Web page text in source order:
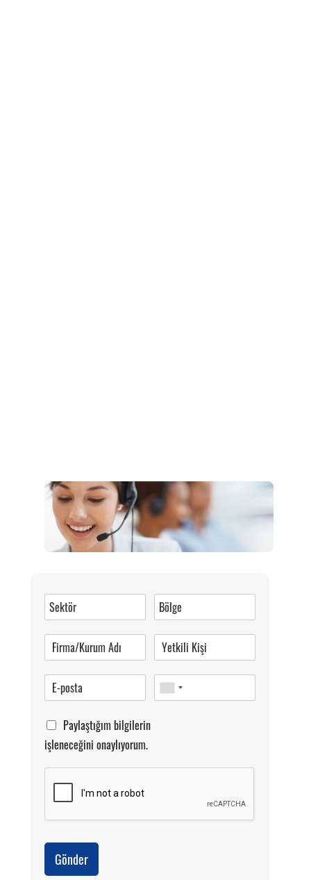
0 (216) 462 49 34
Pazartesi-Cumartesi 09.00-20.00
Paylaştığım bilgilerin
işleneceğini onaylıyorum.
Gönder